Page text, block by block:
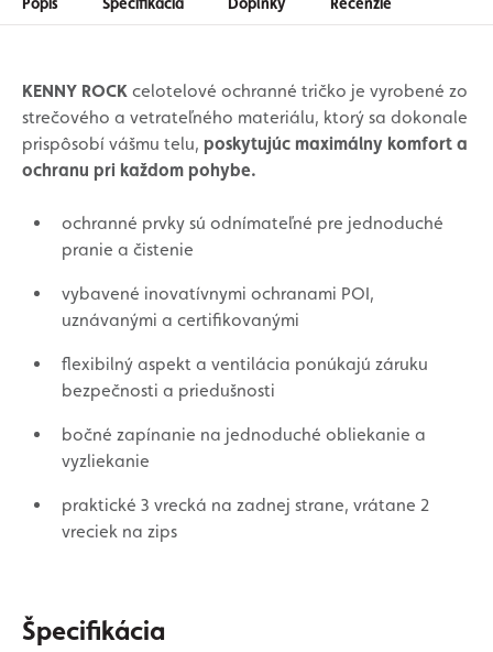
KENNY ROCK celotelové ochranné tričko je vyrobené zo
strečového a vetrateľného materiálu, ktorý sa dokonale
prispôsobí vášmu telu, poskytujúc maximálny komfort a
ochranu pri každom pohybe.
ochranné prvky sú odnímateľné pre jednoduché
pranie a čistenie
vybavené inovatívnymi ochranami POI,
uznávanými a certifikovanými
flexibilný aspekt a ventilácia ponúkajú záruku
bezpečnosti a priedušnosti
bočné zapínanie na jednoduché obliekanie a
vyzliekanie
praktické 3 vrecká na zadnej strane, vrátane 2
vreciek na zips
Špecifikácia